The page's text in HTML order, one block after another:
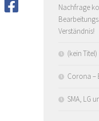
Nachfrage
Verständnis!
(kein Titel)
Corona –
SMA, LG